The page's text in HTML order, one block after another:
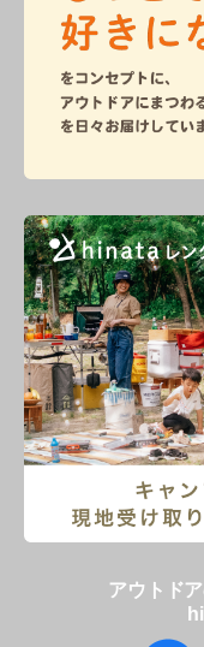
アウトド